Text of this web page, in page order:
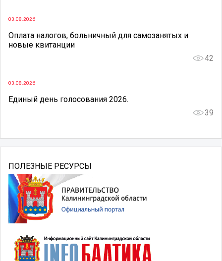
03.08.2026
Оплата налогов, больничный для самозанятых и
новые квитанции
42
03.08.2026
Единый день голосования 2026.
39
ПОЛЕЗНЫЕ РЕСУРСЫ